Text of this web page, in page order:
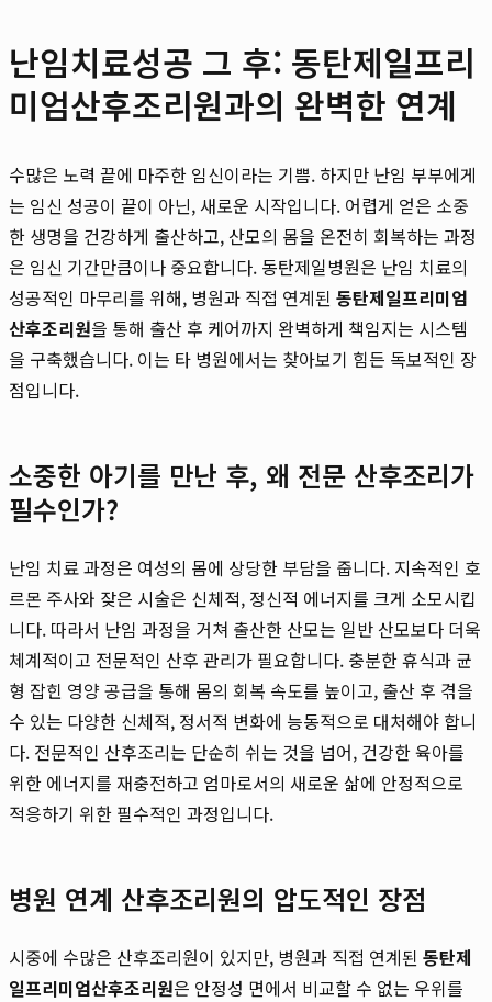
난임치료성공 그 후: 동탄제일프리
미엄산후조리원과의 완벽한 연계
수많은 노력 끝에 마주한 임신이라는 기쁨. 하지만 난임 부부에게
는 임신 성공이 끝이 아닌, 새로운 시작입니다. 어렵게 얻은 소중
한 생명을 건강하게 출산하고, 산모의 몸을 온전히 회복하는 과정
은 임신 기간만큼이나 중요합니다. 동탄제일병원은 난임 치료의
성공적인 마무리를 위해, 병원과 직접 연계된 동탄제일프리미엄
산후조리원을 통해 출산 후 케어까지 완벽하게 책임지는 시스템
을 구축했습니다. 이는 타 병원에서는 찾아보기 힘든 독보적인 장
점입니다.
소중한 아기를 만난 후, 왜 전문 산후조리가
필수인가?
난임 치료 과정은 여성의 몸에 상당한 부담을 줍니다. 지속적인 호
르몬 주사와 잦은 시술은 신체적, 정신적 에너지를 크게 소모시킵
니다. 따라서 난임 과정을 거쳐 출산한 산모는 일반 산모보다 더욱
체계적이고 전문적인 산후 관리가 필요합니다. 충분한 휴식과 균
형 잡힌 영양 공급을 통해 몸의 회복 속도를 높이고, 출산 후 겪을
수 있는 다양한 신체적, 정서적 변화에 능동적으로 대처해야 합니
다. 전문적인 산후조리는 단순히 쉬는 것을 넘어, 건강한 육아를
위한 에너지를 재충전하고 엄마로서의 새로운 삶에 안정적으로
적응하기 위한 필수적인 과정입니다.
병원 연계 산후조리원의 압도적인 장점
시중에 수많은 산후조리원이 있지만, 병원과 직접 연계된 동탄제
일프리미엄산후조리원은 안정성 면에서 비교할 수 없는 우위를